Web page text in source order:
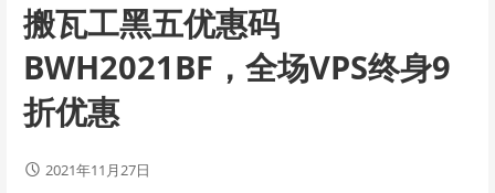
搬瓦工黑五优惠码
BWH2021BF，全场VPS终身9
折优惠
2021年11月27日